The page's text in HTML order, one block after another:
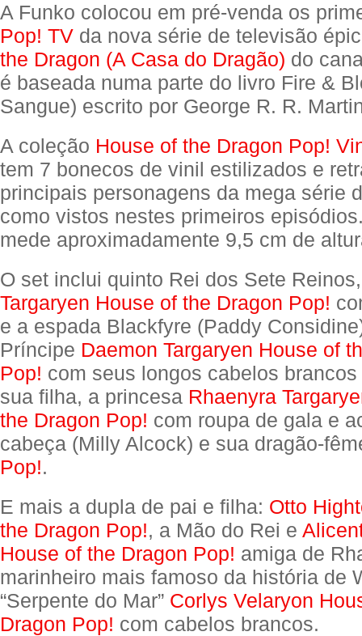
A Funko colocou em pré-venda os
Pop! TV da nova série de televisão
the Dragon (A Casa do Dragão) do
é baseada numa parte do livro Fire &
Sangue) escrito por George R. R.
A coleção House of the Dragon Pop!
tem 7 bonecos de vinil estilizados e
principais personagens da mega série
como vistos nestes primeiros
mede aproximadamente 9,5 cm de
O set inclui quinto Rei dos Sete
Targaryen House of the Dragon Pop!
e a espada Blackfyre (Paddy
Príncipe Daemon Targaryen House of
Pop! com seus longos cabelos
sua filha, a princesa Rhaenyra
the Dragon Pop! com roupa de gala e
cabeça (Milly Alcock) e sua dragão-
Pop!.
E mais a dupla de pai e filha: Otto
the Dragon Pop!, a Mão do Rei e
House of the Dragon Pop! amiga de
marinheiro mais famoso da história de
“Serpente do Mar” Corlys Velaryon
Dragon Pop! com cabelos brancos.